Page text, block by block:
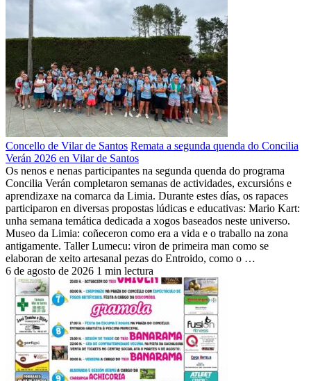
Concello de Vilar de Santos Remata a segunda quenda do Concilia
Verán 2026 en Vilar de Santos
Os nenos e nenas participantes na segunda quenda do programa
Concilia Verán completaron semanas de actividades, excursións e
aprendizaxe na comarca da Limia. Durante estes días, os rapaces
participaron en diversas propostas lúdicas e educativas: Mario Kart:
unha semana temática dedicada a xogos baseados neste universo.
Museo da Limia: coñeceron como era a vida e o traballo na zona
antigamente. Taller Lumecu: viron de primeira man como se
elaboran de xeito artesanal pezas do Entroido, como o …
6 de agosto de 2026 1 min lectura